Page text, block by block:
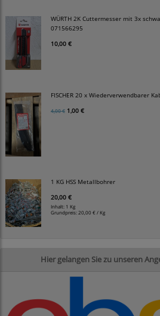
WÜRTH 2K Cuttermesser mit 3x
071566295
10,00 €
FISCHER 20 x Wiederverwendbarer
4,00 € 1,00 €
1 KG HSS Metallbohrer
20,00 €
Inhalt: 1 Kg
Grundpreis:20,00 € / Kg
Hier gelangen Sie zu unseren